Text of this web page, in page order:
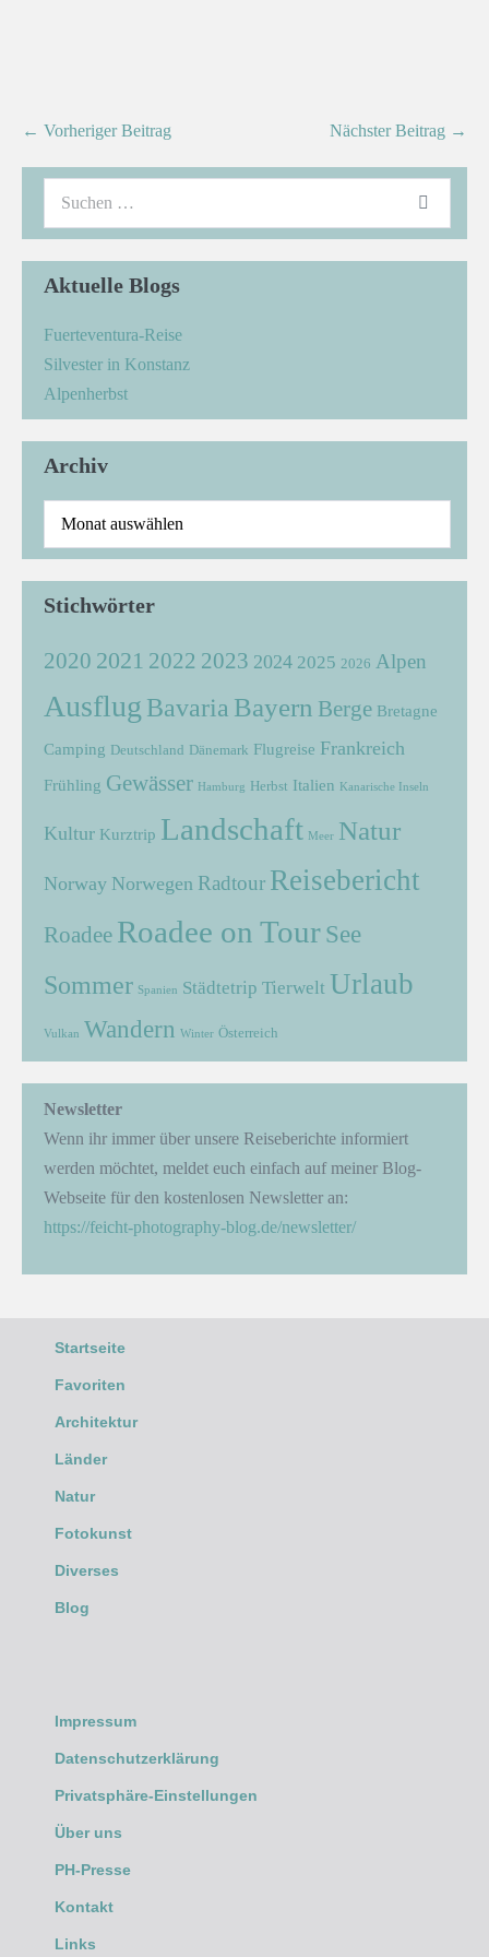
← Vorheriger Beitrag Nächster Beitrag →
Aktuelle Blogs
Fuerteventura-Reise
Silvester in Konstanz
Alpenherbst
Archiv
Stichwörter
2020 2021 2022 2023 2024 2025 2026 Alpen
Ausflug Bavaria Bayern Berge Bretagne
Camping Deutschland Dänemark Flugreise Frankreich
Frühling Gewässer Hamburg Herbst Italien Kanarische Inseln
Kultur Kurztrip Landschaft Meer Natur
Norway Norwegen Radtour Reisebericht
Roadee Roadee on Tour See
Sommer Spanien Städtetrip Tierwelt Urlaub
Vulkan Wandern Winter Österreich
Newsletter
Wenn ihr immer über unsere Reiseberichte informiert
werden möchtet, meldet euch einfach auf meiner Blog-
Webseite für den kostenlosen Newsletter an:
https://feicht-photography-blog.de/newsletter/
Startseite
Favoriten
Architektur
Länder
Natur
Fotokunst
Diverses
Blog
Impressum
Datenschutzerklärung
Privatsphäre-Einstellungen
Über uns
PH-Presse
Kontakt
Links